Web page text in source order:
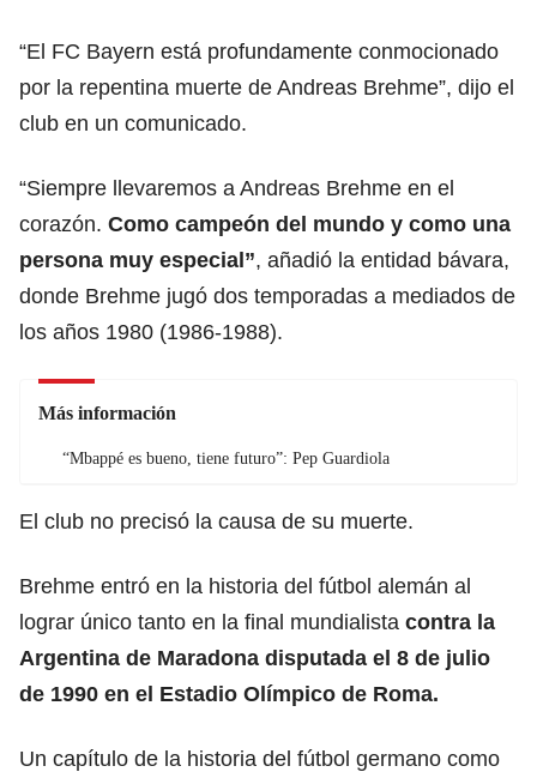
“El FC Bayern está profundamente conmocionado
por la repentina muerte de Andreas Brehme”, dijo el
club en un comunicado.
“Siempre llevaremos a Andreas Brehme en el
corazón. Como campeón del mundo y como una
persona muy especial”, añadió la entidad bávara,
donde Brehme jugó dos temporadas a mediados de
los años 1980 (1986-1988).
Más información
“Mbappé es bueno, tiene futuro”: Pep Guardiola
El club no precisó la causa de su muerte.
Brehme entró en la historia del fútbol alemán al
lograr único tanto en la final mundialista contra la
Argentina de Maradona disputada el 8 de julio
de 1990 en el Estadio Olímpico de Roma.
Un capítulo de la historia del fútbol germano como